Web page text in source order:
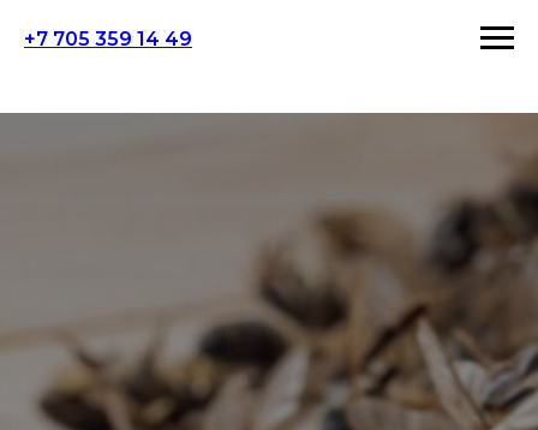
+7 705 359 14 49